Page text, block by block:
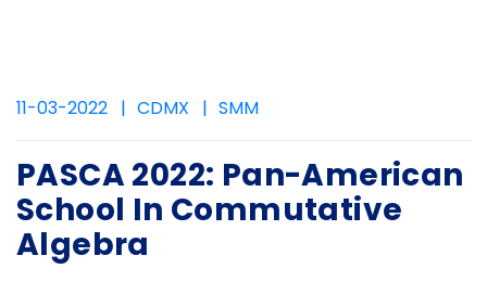
11-03-2022 CDMX SMM
PASCA 2022: Pan-American
School In Commutative
Algebra